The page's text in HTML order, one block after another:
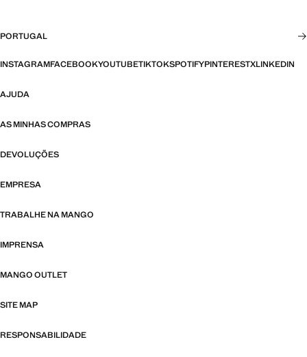
PORTUGAL
INSTAGRAMFACEBOOKYOUTUBETIKTOKSPOTIFYPINTERESTXLINKEDIN
AJUDA
AS MINHAS COMPRAS
DEVOLUÇÕES
EMPRESA
TRABALHE NA MANGO
IMPRENSA
MANGO OUTLET
SITE MAP
RESPONSABILIDADE